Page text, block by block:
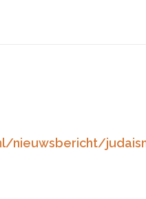
nieuwsbericht/